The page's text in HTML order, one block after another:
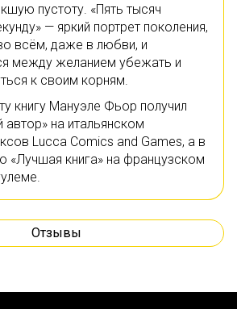
пустоту. «Пять тысяч
— яркий портрет поколения,
всём, даже в любви, и
между желанием убежать и
к своим корням.
книгу Мануэле Фьор получил
на итальянском
Lucca Comics and Games, а в
«Лучшая книга» на французском
Отзывы